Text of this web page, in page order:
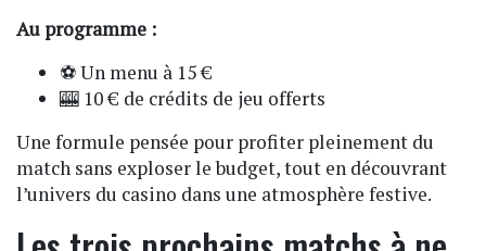
Au programme :
⚽ Un menu à 15 €
🎰 10 € de crédits de jeu offerts
Une formule pensée pour profiter pleinement du
match sans exploser le budget, tout en découvrant
l’univers du casino dans une atmosphère festive.